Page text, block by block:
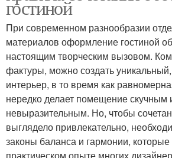
гостиной
При современном разнообразии
материалов оформление гостиной
настоящим творческим вызовом.
фактуры, можно создать
интерьер, в то время как
нередко делает помещение скучным
невыразительным. Но, чтобы
выглядело привлекательно,
законы баланса и гармонии,